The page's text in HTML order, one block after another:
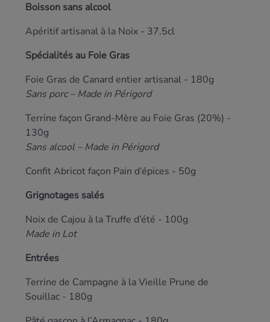
Boisson sans alcool
Apéritif artisanal à la Noix - 37.5cl
Spécialités au Foie Gras
Foie Gras de Canard entier artisanal - 180g
Sans porc – Made in Périgord
Terrine façon Grand-Mère au Foie Gras (20%) -
130g
Sans alcool – Made in Périgord
Confit Abricot façon Pain d’épices - 50g
Grignotages salés
Noix de Cajou à la Truffe d’été - 100g
Made in Lot
Entrées
Terrine de Campagne à la Vieille Prune de
Souillac - 180g